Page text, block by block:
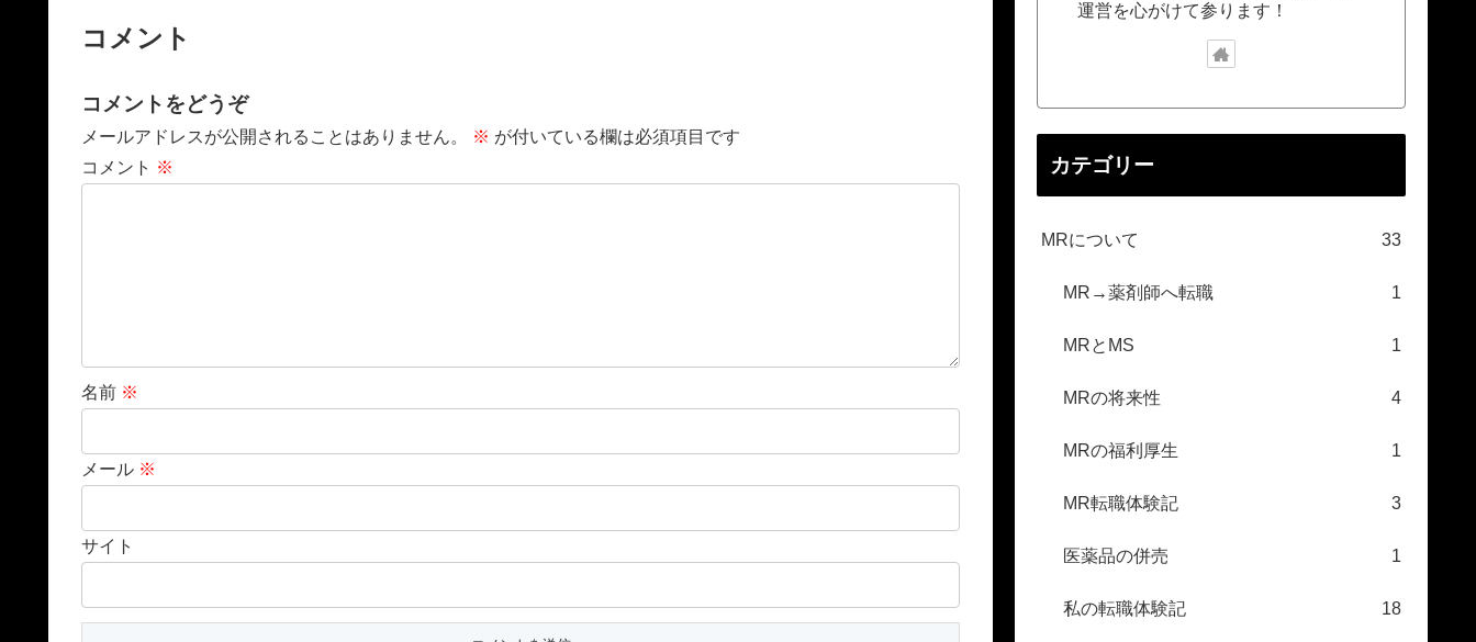
コメント
コメントをどうぞ
メールアドレスが公開されることはありません。 ※ が付いている欄は必須項目です
コメント ※
名前 ※
メール ※
サイト
運営を心がけて参ります！
カテゴリー
MRについて 33
MR→薬剤師へ転職 1
MRとMS 1
MRの将来性 4
MRの福利厚生 1
MR転職体験記 3
医薬品の併売 1
私の転職体験記 18